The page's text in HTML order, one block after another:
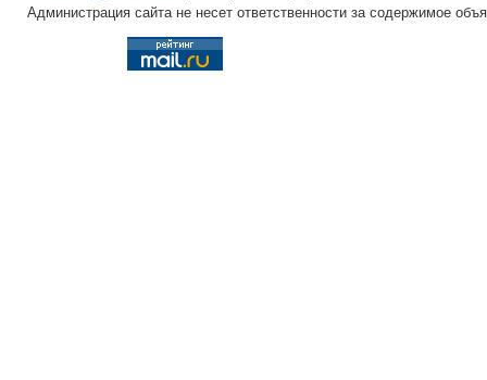
Администрация сайта не несет ответственности за содержимое